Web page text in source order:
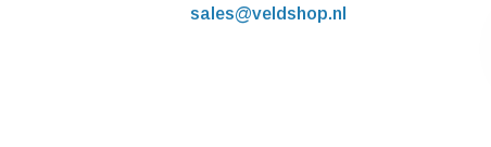
sales@veldshop.nl